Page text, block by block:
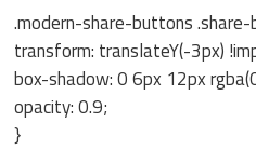
.modern-share-buttons .share-
transform: translateY(-3px)
box-shadow: 0 6px 12px
opacity: 0.9;
}